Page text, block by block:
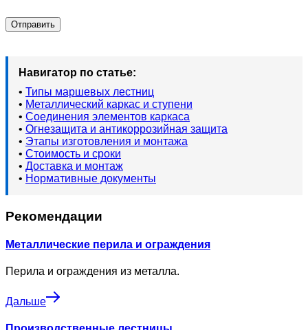
Навигатор по статье:
• Типы маршевых лестниц
• Металлический каркас и ступени
• Соединения элементов каркаса
• Огнезащита и антикоррозийная защита
• Этапы изготовления и монтажа
• Стоимость и сроки
• Доставка и монтаж
• Нормативные документы
Рекомендации
Металлические перила и ограждения
Перила и ограждения из металла.
Дальше